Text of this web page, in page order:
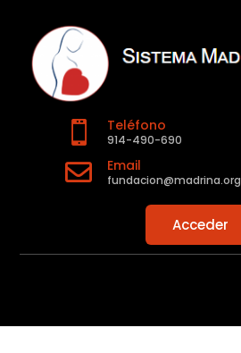
 Teléfono
914-490-690
 Email
fundacion@madrina.org
Acceder